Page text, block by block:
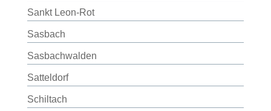
Sankt Leon-Rot
Sasbach
Sasbachwalden
Satteldorf
Schiltach